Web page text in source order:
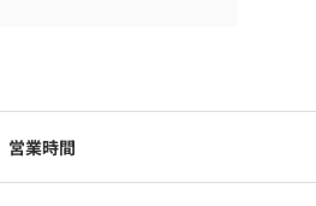
営業時間